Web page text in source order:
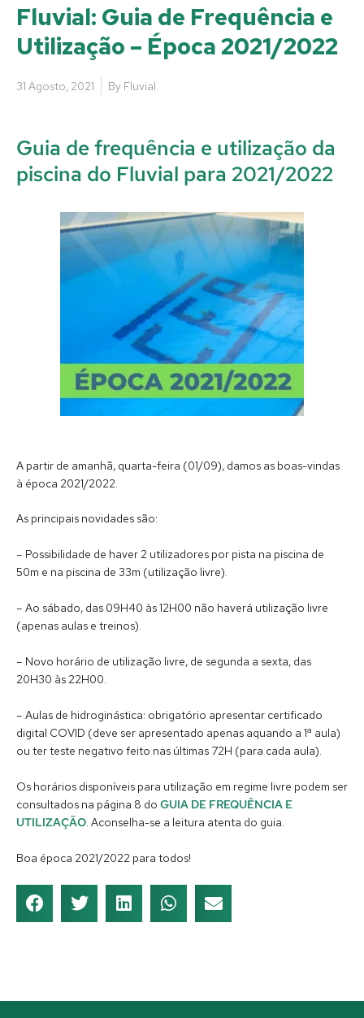
Fluvial: Guia de Frequência e
Utilização – Época 2021/2022
31 Agosto, 2021 By Fluvial
Guia de frequência e utilização da
piscina do Fluvial para 2021/2022
A partir de amanhã, quarta-feira (01/09), damos as boas-vindas
à época 2021/2022.
As principais novidades são:
– Possibilidade de haver 2 utilizadores por pista na piscina de
50m e na piscina de 33m (utilização livre).
– Ao sábado, das 09H40 às 12H00 não haverá utilização livre
(apenas aulas e treinos).
– Novo horário de utilização livre, de segunda a sexta, das
20H30 às 22H00.
– Aulas de hidroginástica: obrigatório apresentar certificado
digital COVID (deve ser apresentado apenas aquando a 1ª aula)
ou ter teste negativo feito nas últimas 72H (para cada aula).
Os horários disponíveis para utilização em regime livre podem ser
consultados na página 8 do GUIA DE FREQUÊNCIA E
UTILIZAÇÃO. Aconselha-se a leitura atenta do guia.
Boa época 2021/2022 para todos!